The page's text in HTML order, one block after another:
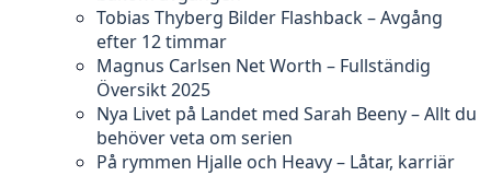
Tobias Thyberg Bilder Flashback – Avgång
efter 12 timmar
Magnus Carlsen Net Worth – Fullständig
Översikt 2025
Nya Livet på Landet med Sarah Beeny – Allt du
behöver veta om serien
På rymmen Hjalle och Heavy – Låtar, karriär